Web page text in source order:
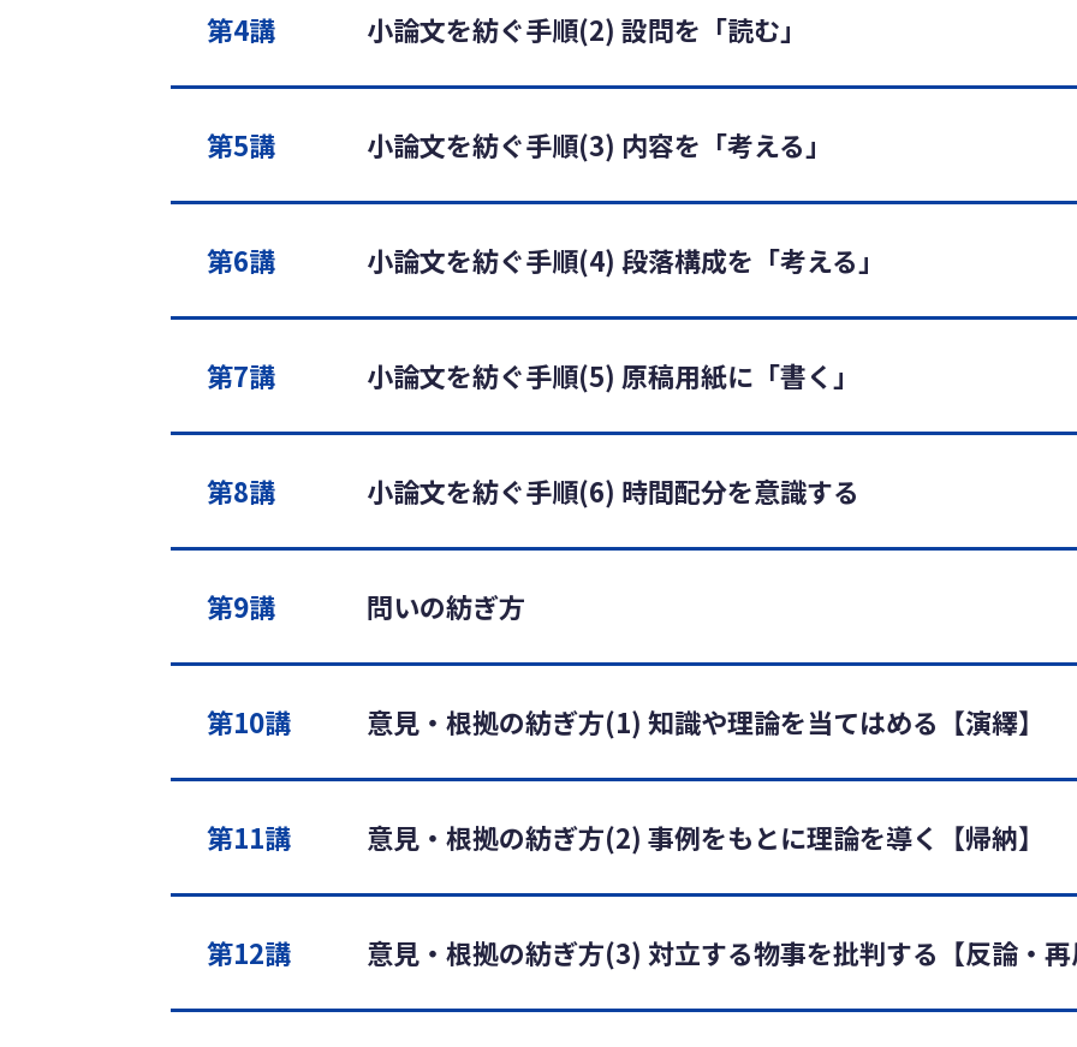
第4講 小論文を紡ぐ手順(2) 設問を「読む」
第5講 小論文を紡ぐ手順(3) 内容を「考える」
第6講 小論文を紡ぐ手順(4) 段落構成を「考える」
第7講 小論文を紡ぐ手順(5) 原稿用紙に「書く」
第8講 小論文を紡ぐ手順(6) 時間配分を意識する
第9講 問いの紡ぎ方
第10講 意見・根拠の紡ぎ方(1) 知識や理論を当てはめる【演繹】
第11講 意見・根拠の紡ぎ方(2) 事例をもとに理論を導く【帰納】
第12講 意見・根拠の紡ぎ方(3) 対立する物事を批判する【反論・再